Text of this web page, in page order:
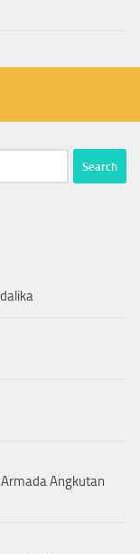
Angkutan